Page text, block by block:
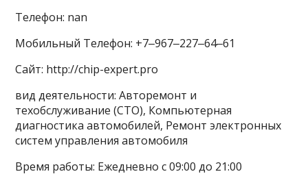
Телефон: nan
Мобильный Телефон: +7‒967‒227‒64‒61
Сайт: http://chip-expert.pro
вид деятельности: Авторемонт и
техобслуживание (СТО), Компьютерная
диагностика автомобилей, Ремонт электронных
систем управления автомобиля
Время работы: Ежедневно с 09:00 до 21:00